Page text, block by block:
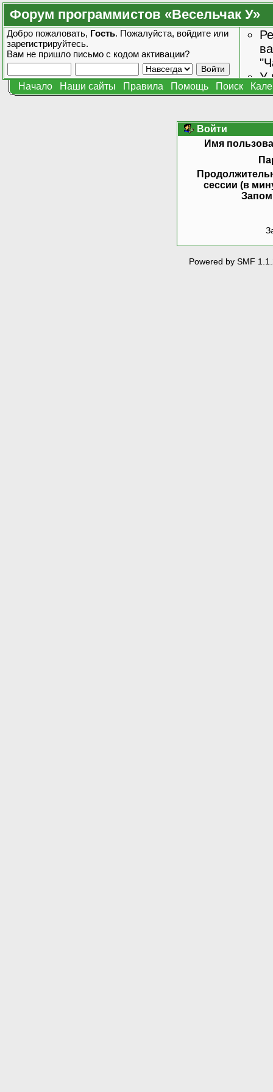
Форум программистов «Весельчак У»
Добро пожаловать, Гость. Пожалуйста, войдите или
зарегистрируйтесь.
Вам не пришло письмо с кодом активации?
У
Начало Наши сайты Правила Помощь Поиск
Войти
Имя
сессии (в
Powered by SMF